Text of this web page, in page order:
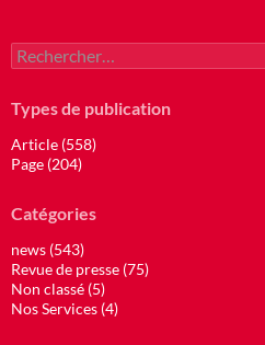
Rechercher :
Types de publication
Article (558)
Page (204)
Catégories
news (543)
Revue de presse (75)
Non classé (5)
Nos Services (4)